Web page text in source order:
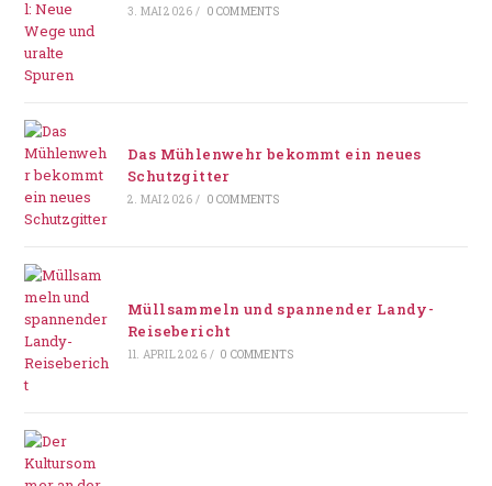
3. MAI 2026 / 0 COMMENTS
Das Mühlenwehr bekommt ein neues
Schutzgitter
2. MAI 2026 / 0 COMMENTS
Müllsammeln und spannender Landy-
Reisebericht
11. APRIL 2026 / 0 COMMENTS